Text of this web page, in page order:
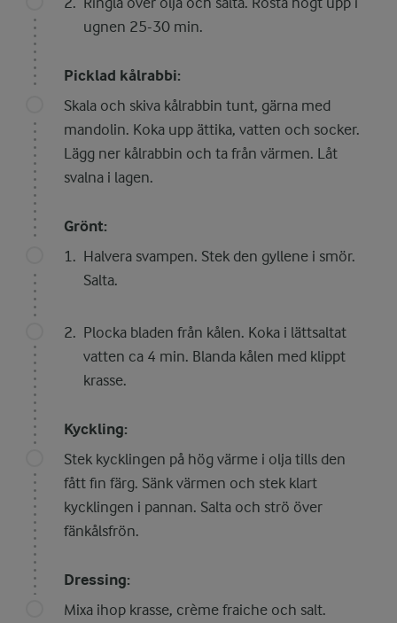
ugnen 25-30 min.
Picklad kålrabbi:
Skala och skiva kålrabbin tunt, gärna med
mandolin. Koka upp ättika, vatten och socker.
Lägg ner kålrabbin och ta från värmen. Låt
svalna i lagen.
Grönt:
Halvera svampen. Stek den gyllene i smör.
Salta.
Plocka bladen från kålen. Koka i lättsaltat
vatten ca 4 min. Blanda kålen med klippt
krasse.
Kyckling:
Stek kycklingen på hög värme i olja tills den
fått fin färg. Sänk värmen och stek klart
kycklingen i pannan. Salta och strö över
fänkålsfrön.
Dressing:
Mixa ihop krasse, crème fraiche och salt.